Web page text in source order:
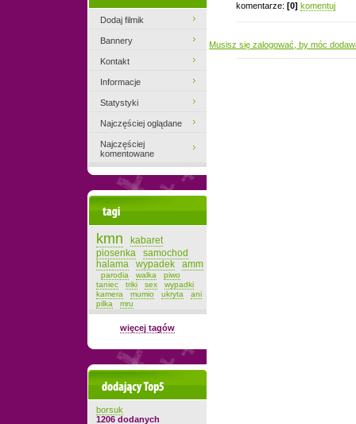
komentarze: [0] komentuj
Musisz się zalogować, by móc
Dodaj filmik
Bannery
Kontakt
Informacje
Statystyki
Najczęściej oglądane
Najczęściej
komentowane
kmn
kabaret
piosenka
samochod
halama
wypadek amm
parodia walka
piwo
taniec
triki sex
wypadki
kamera
mumio ukryta
ani
pilka
mru
więcej tagów
Dodający top-5
borsuk
1206 dodanych